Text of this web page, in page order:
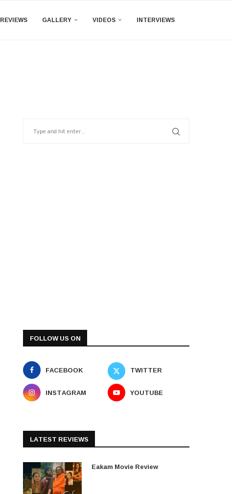
REVIEWS GALLERY VIDEOS INTERVIEWS
FOLLOW US ON
FACEBOOK
TWITTER
INSTAGRAM
YOUTUBE
LATEST REVIEWS
Eakam Movie Review